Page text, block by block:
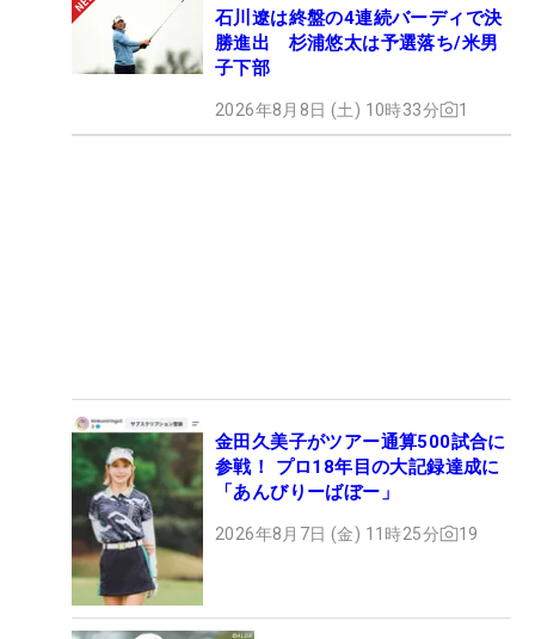
石川遼は終盤の4連続バーディで決
勝進出 杉浦悠太は予選落ち/米男
子下部
2026年8月8日 (土) 10時33分 1
金田久美子がツアー通算500試合に
参戦！ プロ18年目の大記録達成に
「あんびりーばぼー」
2026年8月7日 (金) 11時25分 19